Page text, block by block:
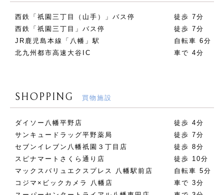
西鉄「祇園三丁目（山手）」バス停
徒歩 7分
西鉄「祇園三丁目」バス停
徒歩 7分
JR鹿児島本線「八幡」駅
自転車 6分
北九州都市高速大谷IC
車で 4分
SHOPPING 買物施設
ダイソー八幡平野店
徒歩 4分
サンキュードラッグ平野薬局
徒歩 7分
セブンイレブン八幡祇園３丁目店
徒歩 8分
スピナマートさくら通り店
徒歩 10分
マックスバリュエクスプレス 八幡駅前店
自転車 5分
コジマ×ビックカメラ 八幡店
車で 3分